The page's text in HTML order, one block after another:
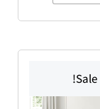
Sale!
יש